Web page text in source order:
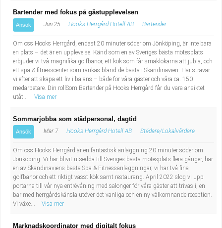
Bartender med fokus på gästupplevelsen
Ansök Jun 25 Hooks Herrgård Hotell AB Bartender
Om oss Hooks Herrgård, endast 20 minuter söder om Jönköping, är inte bara
en plats – det är en upplevelse. Känd som en av Sveriges bästa mötesplats
erbjuder vi två magnifika golfbanor, ett kök som får smaklökarna att jubla, och
ett spa & fitnesscenter som rankas bland de bästa i Skandinavien. Här strävar
vi efter att skapa ett liv i balans – både för våra gäster och våra ca. 150
medarbetare. Din rollSom Bartender på Hooks Herrgård får du vara ansiktet
utåt...
Visa mer
Sommarjobba som städpersonal, dagtid
Ansök Mar 7 Hooks Herrgård Hotell AB Städare/Lokalvårdare
Om oss Hooks Herrgård är en fantastisk anläggning 20 minuter söder om
Jönköping. Vi har blivit utsedda till Sveriges bästa mötesplats flera gånger, har
en av Skandinaviens bästa Spa & Fitnessanläggningar, vi har två fina
golfbanor och ett riktigt vasst kök samt restaurang. April 2022 slog vi upp
portarna till vår nya entrévåning med salonger för våra gäster att trivas i, en
bar med herrgårdskänsla utöver det vanliga och en ny välkomnande reception.
Vi växe...
Visa mer
Marknadskoordinator med digitalt fokus